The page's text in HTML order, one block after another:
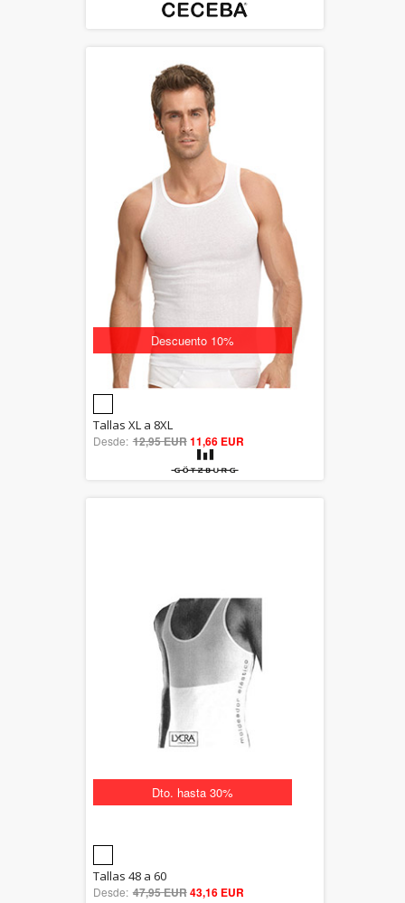
Descuento 10%
5.00
out of 5
Tallas XL a 8XL
Desde: 12,95 EUR11,66 EUR
Dto. hasta 30%
out of 5
Tallas 48 a 60
Desde: 47,95 EUR43,16 EUR